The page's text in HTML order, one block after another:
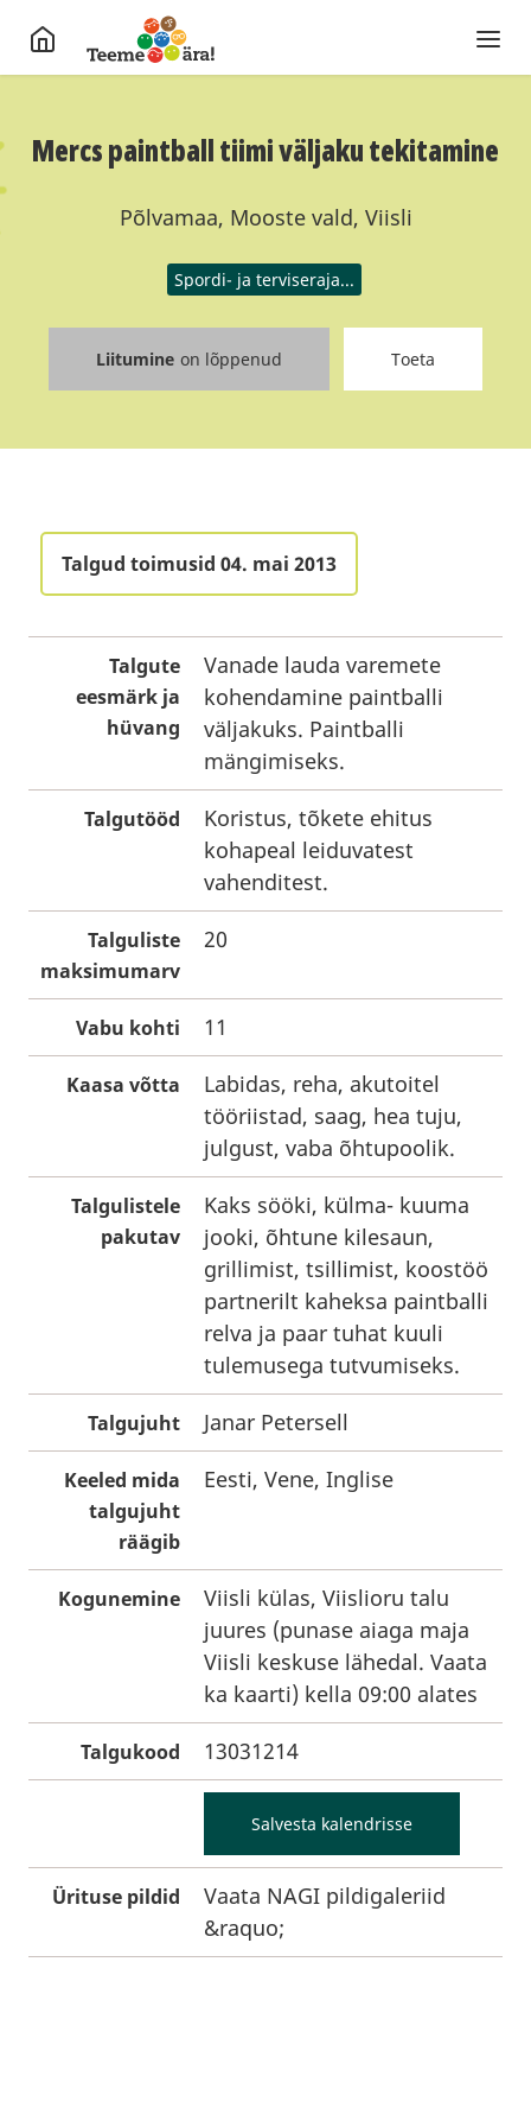
Mercs paintball tiimi väljaku tekitamine
Põlvamaa, Mooste vald, Viisli
Spordi- ja terviseraja...
Liitumine on lõppenud Toeta
Talgud toimusid 04. mai 2013
Talgute
eesmärk ja
hüvang
Vanade lauda varemete
kohendamine paintballi
väljakuks. Paintballi
mängimiseks.
Talgutööd
Koristus, tõkete ehitus
kohapeal leiduvatest
vahenditest.
Talguliste
maksimumarv
20
Vabu kohti 11
Kaasa võtta
Labidas, reha, akutoitel
tööriistad, saag, hea tuju,
julgust, vaba õhtupoolik.
Talgulistele
pakutav
Kaks sööki, külma- kuuma
jooki, õhtune kilesaun,
grillimist, tsillimist, koostöö
partnerilt kaheksa paintballi
relva ja paar tuhat kuuli
tulemusega tutvumiseks.
Talgujuht Janar Petersell
Keeled mida
talgujuht
räägib
Eesti, Vene, Inglise
Kogunemine
Viisli külas, Viislioru talu
juures (punase aiaga maja
Viisli keskuse lähedal. Vaata
ka kaarti) kella 09:00 alates
Talgukood 13031214
Salvesta kalendrisse
Ürituse pildid
Vaata NAGI pildigaleriid
&raquo;